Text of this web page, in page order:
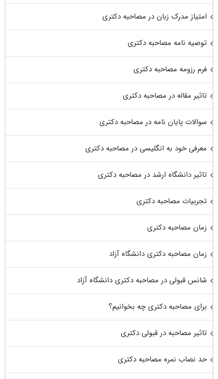
امتیاز مدرک زبان در مصاحبه دکتری
توصیه نامه مصاحبه دکتری
فرم رزومه مصاحبه دکتری
تاثیر مقاله در مصاحبه دکتری
سوالات پایان نامه در مصاحبه دکتری
معرفی خود به انگلیسی در مصاحبه دکتری
تاثیر دانشگاه ارشد در مصاحبه دکتری
تجربیات مصاحبه دکتری
زمان مصاحبه دکتری
زمان مصاحبه دکتری دانشگاه آزاد
شانس قبولی در مصاحبه دکتری دانشگاه آزاد
برای مصاحبه دکتری چه بخوانیم؟
تاثیر مصاحبه در قبولی دکتری
حد نصاب نمره مصاحبه دکتری